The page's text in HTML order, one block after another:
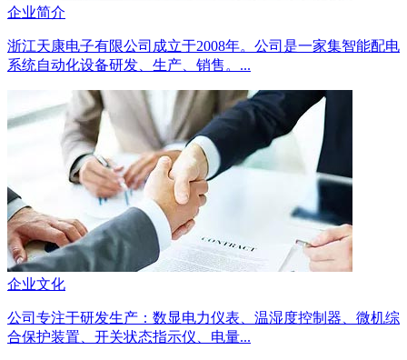
企业简介
浙江天康电子有限公司成立于2008年。公司是一家集智能配电
系统自动化设备研发、生产、销售。...
企业文化
公司专注于研发生产：数显电力仪表、温湿度控制器、微机综
合保护装置、开关状态指示仪、电量...